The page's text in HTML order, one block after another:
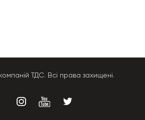
ТДС. Всі права захищені.